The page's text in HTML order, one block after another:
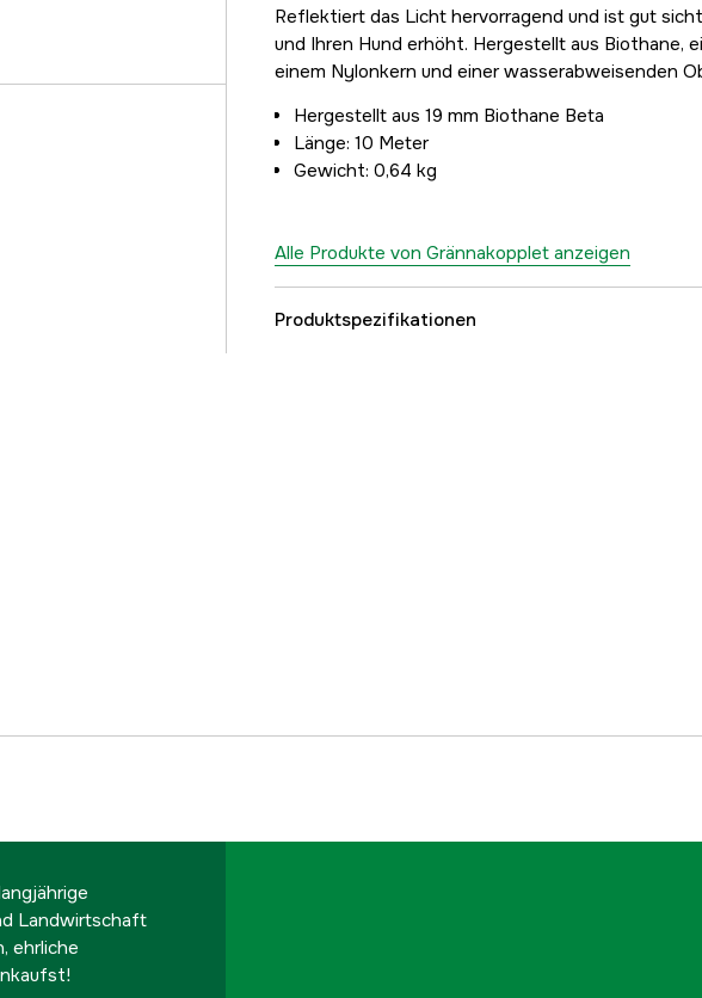
Reflektiert das Licht hervorragend und ist gut
und Ihren Hund erhöht. Hergestellt aus Biothane,
einem Nylonkern und einer wasserabweisenden
Hergestellt aus 19 mm Biothane Beta
Länge: 10 Meter
Gewicht: 0,64 kg
Alle Produkte von Grännakopplet anzeigen
Produktspezifikationen
Landwirtschaft
ehrliche